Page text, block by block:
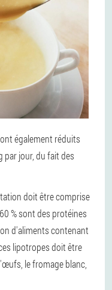
également réduits
par jour, du fait des
doit être comprise
% sont des protéines
d'aliments contenant
lipotropes doit être
le fromage blanc,